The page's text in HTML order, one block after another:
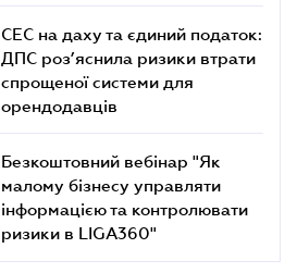
СЕС на даху та єдиний податок:
ДПС роз’яснила ризики втрати
спрощеної системи для
орендодавців
Безкоштовний вебінар "Як
малому бізнесу управляти
інформацією та контролювати
ризики в LIGA360"